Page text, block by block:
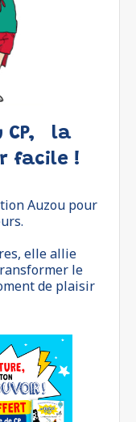
CP, la
facile !
Auzou pour
elle allie
le
de plaisir